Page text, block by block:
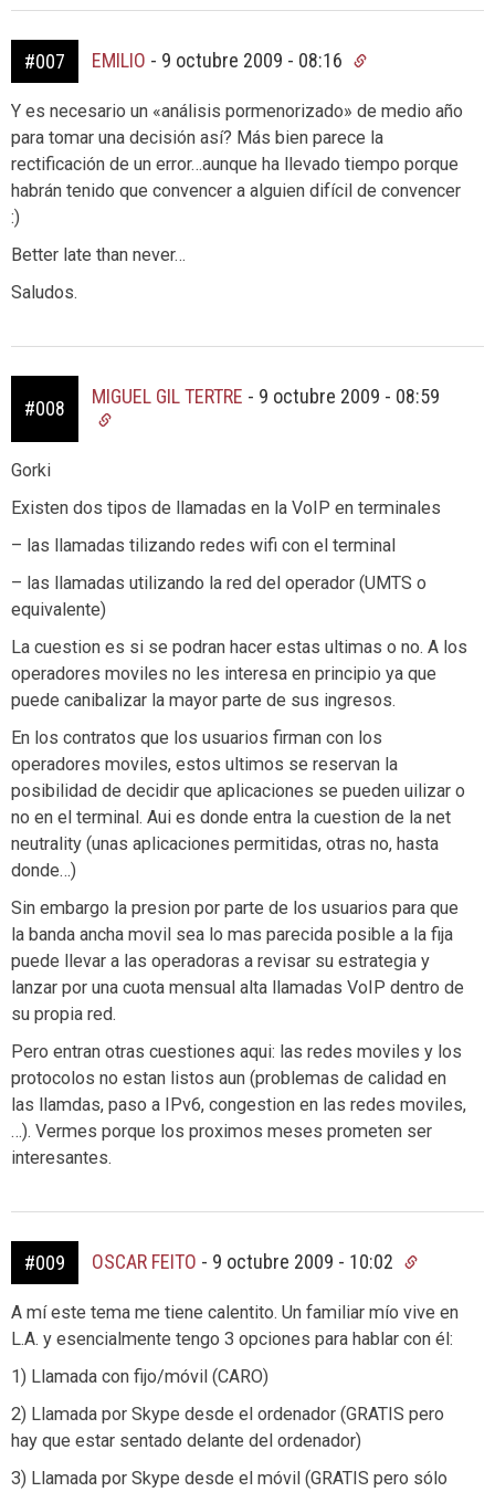
#007 EMILIO - 9 octubre 2009 - 08:16
Y es necesario un «análisis pormenorizado» de medio año
para tomar una decisión así? Más bien parece la
rectificación de un error…aunque ha llevado tiempo porque
habrán tenido que convencer a alguien difícil de convencer
:)
Better late than never…
Saludos.
#008
MIGUEL GIL TERTRE - 9 octubre 2009 - 08:59
Gorki
Existen dos tipos de llamadas en la VoIP en terminales
– las llamadas tilizando redes wifi con el terminal
– las llamadas utilizando la red del operador (UMTS o
equivalente)
La cuestion es si se podran hacer estas ultimas o no. A los
operadores moviles no les interesa en principio ya que
puede canibalizar la mayor parte de sus ingresos.
En los contratos que los usuarios firman con los
operadores moviles, estos ultimos se reservan la
posibilidad de decidir que aplicaciones se pueden uilizar o
no en el terminal. Aui es donde entra la cuestion de la net
neutrality (unas aplicaciones permitidas, otras no, hasta
donde…)
Sin embargo la presion por parte de los usuarios para que
la banda ancha movil sea lo mas parecida posible a la fija
puede llevar a las operadoras a revisar su estrategia y
lanzar por una cuota mensual alta llamadas VoIP dentro de
su propia red.
Pero entran otras cuestiones aqui: las redes moviles y los
protocolos no estan listos aun (problemas de calidad en
las llamdas, paso a IPv6, congestion en las redes moviles,
…). Vermes porque los proximos meses prometen ser
interesantes.
#009 OSCAR FEITO - 9 octubre 2009 - 10:02
A mí este tema me tiene calentito. Un familiar mío vive en
L.A. y esencialmente tengo 3 opciones para hablar con él:
1) Llamada con fijo/móvil (CARO)
2) Llamada por Skype desde el ordenador (GRATIS pero
hay que estar sentado delante del ordenador)
3) Llamada por Skype desde el móvil (GRATIS pero sólo